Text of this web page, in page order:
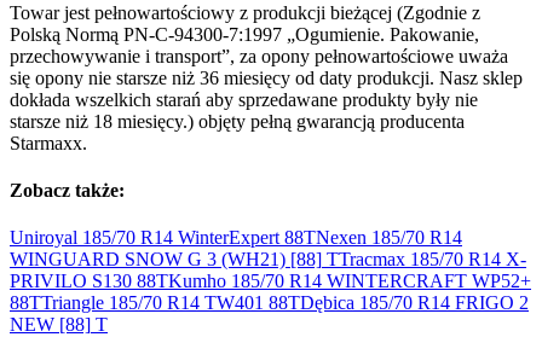
Towar jest pełnowartościowy z produkcji bieżącej (Zgodnie z
Polską Normą PN-C-94300-7:1997 „Ogumienie. Pakowanie,
przechowywanie i transport”, za opony pełnowartościowe uważa
się opony nie starsze niż 36 miesięcy od daty produkcji. Nasz sklep
dokłada wszelkich starań aby sprzedawane produkty były nie
starsze niż 18 miesięcy.) objęty pełną gwarancją producenta
Starmaxx.
Zobacz także:
Uniroyal 185/70 R14 WinterExpert 88TNexen 185/70 R14
WINGUARD SNOW G 3 (WH21) [88] TTracmax 185/70 R14 X-
PRIVILO S130 88TKumho 185/70 R14 WINTERCRAFT WP52+
88TTriangle 185/70 R14 TW401 88TDębica 185/70 R14 FRIGO 2
NEW [88] T